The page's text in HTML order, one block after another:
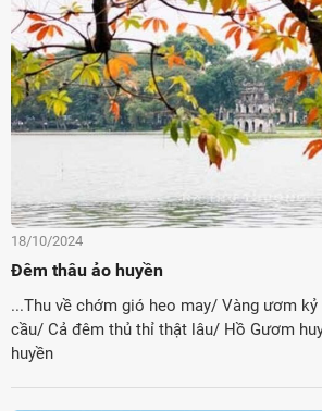
18/10/2024
Đêm thâu ảo huyền
...Thu về chớm gió heo may/ Vàng ươm kỷ
cầu/ Cả đêm thủ thỉ thật lâu/ Hồ Gươm
huyền